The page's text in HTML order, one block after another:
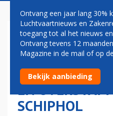
PRIORITEIT BIJ
EN
SCHIPHOL
Ontvang een jaar lang 30%
Luchtvaartnieuws en
toegang tot al het nieuws
Ontvang tevens 12
Magazine in de mail of op
Bekijk aanbieding